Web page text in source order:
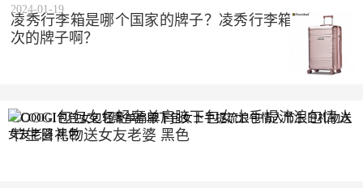
凌秀行李箱是哪个国家的牌子？凌秀行李箱是什么档
次的牌子啊？
2024-01-19
COOGI包包女包轻奢单肩腋下包女士手提流浪包情人
节生日礼物送女友老婆 黑色